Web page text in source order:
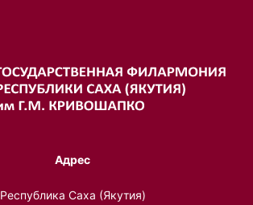
Адрес
Республика Саха (Якутия)